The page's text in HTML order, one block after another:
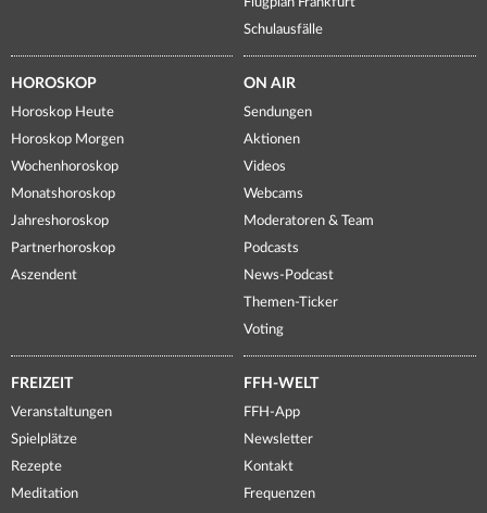
Schulausfälle
HOROSKOP
Horoskop Heute
Horoskop Morgen
Wochenhoroskop
Monatshoroskop
Jahreshoroskop
Partnerhoroskop
Aszendent
ON AIR
Sendungen
Aktionen
Videos
Webcams
Moderatoren & Team
Podcasts
News-Podcast
Themen-Ticker
Voting
FREIZEIT
Veranstaltungen
Spielplätze
Rezepte
Meditation
FFH-WELT
FFH-App
Newsletter
Kontakt
Frequenzen